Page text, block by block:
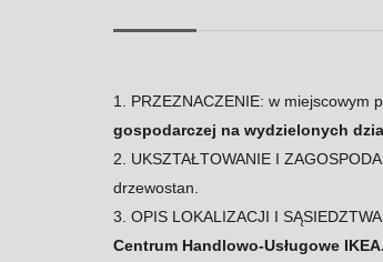
1. PRZEZNACZENIE: w miejscowym
gospodarczej na wydzielonych
2. UKSZTAŁTOWANIE I
drzewostan.
3. OPIS LOKALIZACJI I
Centrum Handlowo-Usługowe IKEA.